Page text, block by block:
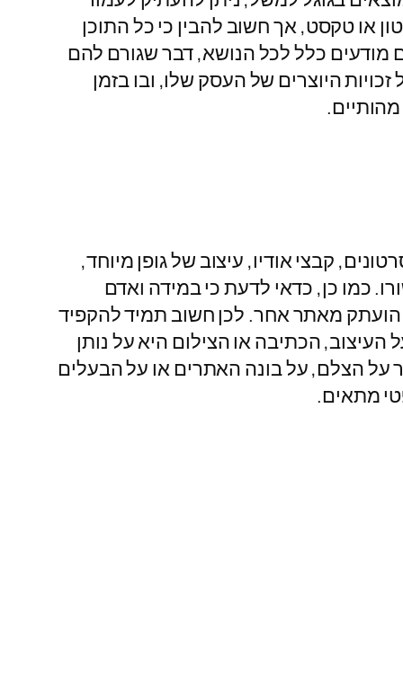
או טקסט, אך חשוב להבין כי כל התוכן
מודעים כלל לכל הנושא, דבר שגורם להם
היוצרים של העסק שלו, ובו בזמן
קבצי אודיו, עיצוב של גופן מיוחד,
כמו כן, כדאי לדעת כי במידה ואדם
הועתק מאתר אחר. לכן חשוב תמיד להקפיד
הכתיבה או הצילום היא על נותן
הצלם, על בונה האתרים או על הבעלים
מתאים.